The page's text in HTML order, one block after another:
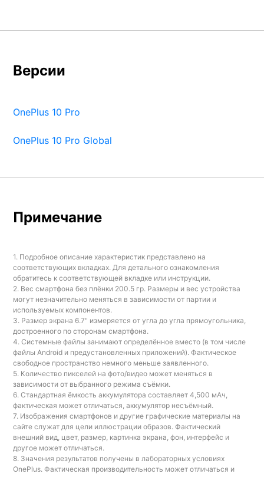
Версии
OnePlus 10 Pro
OnePlus 10 Pro Global
Примечание
1. Подробное описание характеристик представлено на
соответствующих вкладках. Для детального ознакомления
обратитесь к соответствующей вкладке или инструкции.
2. Вес смартфона без плёнки 200.5 гр. Размеры и вес устройства
могут незначительно меняться в зависимости от партии и
используемых компонентов.
3. Размер экрана 6.7" измеряется от угла до угла прямоугольника,
достроенного по сторонам смартфона.
4. Системные файлы занимают определённое вместо (в том числе
файлы Android и предустановленных приложений). Фактическое
свободное пространство немного меньше заявленного.
5. Количество пикселей на фото/видео может меняться в
зависимости от выбранного режима съёмки.
6. Стандартная ёмкость аккумулятора составляет 4,500 мАч,
фактическая может отличаться, аккумулятор несъёмный.
7. Изображения смартфонов и другие графические материалы на
сайте служат для цели иллюстрации образов. Фактический
внешний вид, цвет, размер, картинка экрана, фон, интерфейс и
другое может отличаться.
8. Значения результатов получены в лабораторных условиях
OnePlus. Фактическая производительность может отличаться и